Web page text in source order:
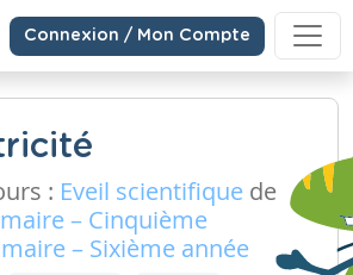
Connexion / Mon Compte
: Eveil scientifique de
– Cinquième
– Sixième année